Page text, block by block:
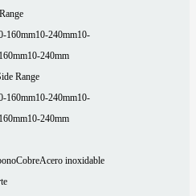
160mm10-240mm10-
10-240mm
Range
160mm10-240mm10-
10-240mm
CobreAcero inoxidable